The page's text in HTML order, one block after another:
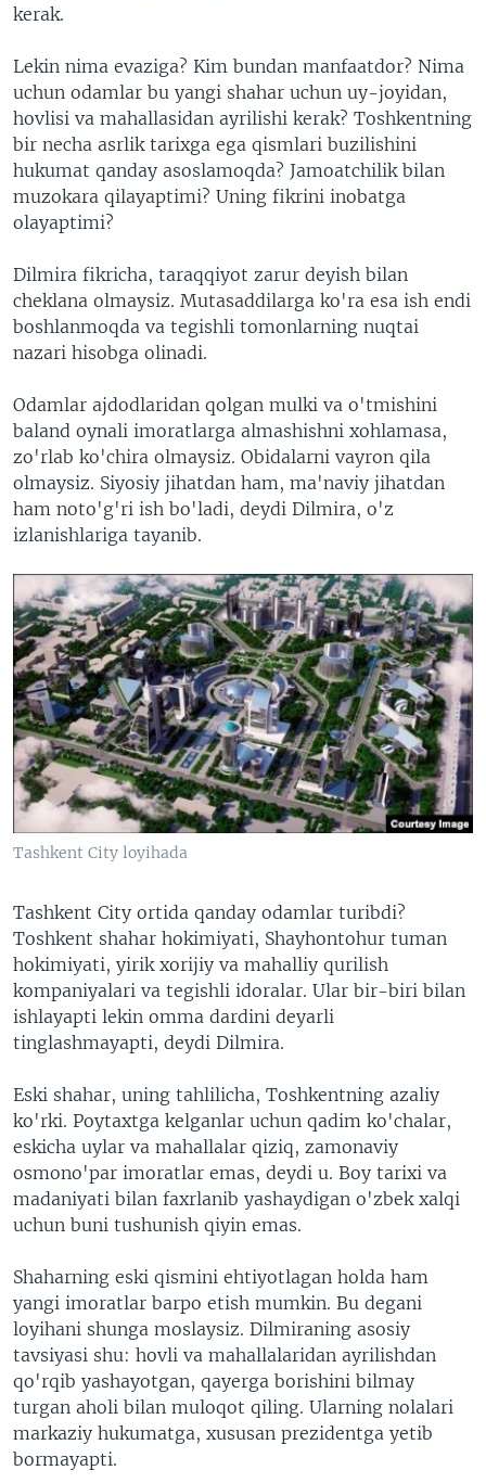
kerak.
Lekin nima evaziga? Kim bundan manfaatdor? Nima
uchun odamlar bu yangi shahar uchun uy-joyidan,
hovlisi va mahallasidan ayrilishi kerak? Toshkentning
bir necha asrlik tarixga ega qismlari buzilishini
hukumat qanday asoslamoqda? Jamoatchilik bilan
muzokara qilayaptimi? Uning fikrini inobatga
olayaptimi?
Dilmira fikricha, taraqqiyot zarur deyish bilan
cheklana olmaysiz. Mutasaddilarga ko'ra esa ish endi
boshlanmoqda va tegishli tomonlarning nuqtai
nazari hisobga olinadi.
Odamlar ajdodlaridan qolgan mulki va o'tmishini
baland oynali imoratlarga almashishni xohlamasa,
zo'rlab ko'chira olmaysiz. Obidalarni vayron qila
olmaysiz. Siyosiy jihatdan ham, ma'naviy jihatdan
ham noto'g'ri ish bo'ladi, deydi Dilmira, o'z
izlanishlariga tayanib.
Tashkent City loyihada
Tashkent City ortida qanday odamlar turibdi?
Toshkent shahar hokimiyati, Shayhontohur tuman
hokimiyati, yirik xorijiy va mahalliy qurilish
kompaniyalari va tegishli idoralar. Ular bir-biri bilan
ishlayapti lekin omma dardini deyarli
tinglashmayapti, deydi Dilmira.
Eski shahar, uning tahlilicha, Toshkentning azaliy
ko'rki. Poytaxtga kelganlar uchun qadim ko'chalar,
eskicha uylar va mahallalar qiziq, zamonaviy
osmono'par imoratlar emas, deydi u. Boy tarixi va
madaniyati bilan faxrlanib yashaydigan o'zbek xalqi
uchun buni tushunish qiyin emas.
Shaharning eski qismini ehtiyotlagan holda ham
yangi imoratlar barpo etish mumkin. Bu degani
loyihani shunga moslaysiz. Dilmiraning asosiy
tavsiyasi shu: hovli va mahallalaridan ayrilishdan
qo'rqib yashayotgan, qayerga borishini bilmay
turgan aholi bilan muloqot qiling. Ularning nolalari
markaziy hukumatga, xususan prezidentga yetib
bormayapti.